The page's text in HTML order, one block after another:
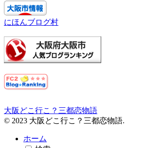
にほんブログ村
大阪どこ行こ？三都恋物語
© 2023 大阪どこ行こ？三都恋物語.
ホーム